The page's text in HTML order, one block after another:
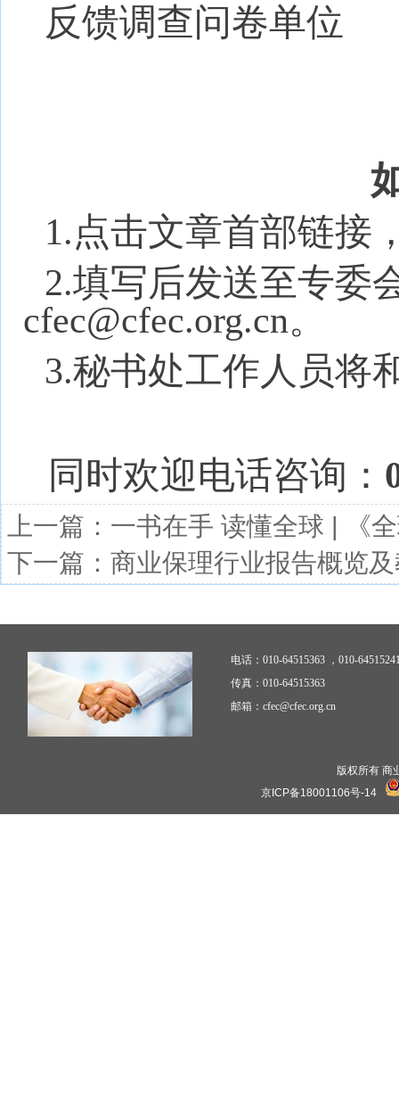
反馈调查问卷单位
1.点击文章首部链接
2.填写后发送至专委
cfec@cfec.org.cn。
3.秘书处工作人员将
同时欢迎电话咨询：
上一篇： 一书在手 读懂全球 | 《
下一篇： 商业保理行业报告概览
电话：010-64515363 ，010-
传真：010-64515363
邮箱：cfec@cfec.org.cn
版权所有 商
京ICP备18001106号-14